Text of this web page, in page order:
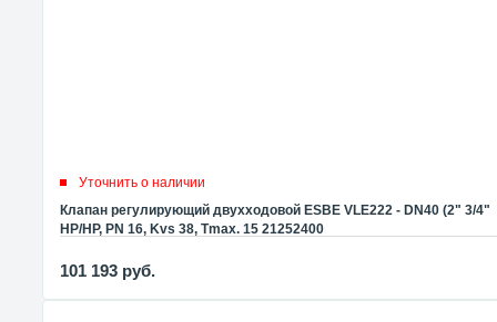
Уточнить о наличии
Клапан регулирующий двухходовой ESBE VLE222 - DN40 (2" 3/4"
НР/НР, PN 16, Kvs 38, Tmax. 15 21252400
101 193 руб.